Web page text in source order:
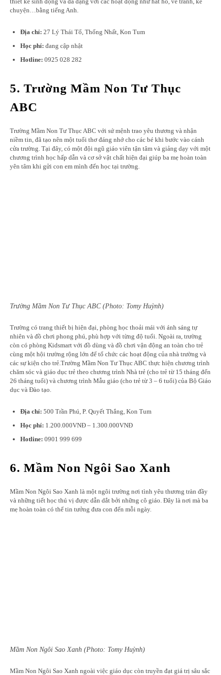
chuyện…bằng tiếng Anh.
Địa chỉ: 27 Lý Thái Tổ, Thống Nhất, Kon Tum
Học phí: đang cập nhật
Hotline: 0925 028 282
5. Trường Mầm Non Tư Thục
ABC
Trường Mầm Non Tư Thục ABC với sứ mệnh trao yêu thương và nhận
niềm tin, đã tạo nên một tuổi thơ đáng nhớ cho các bé khi bước vào cánh
cửa trường. Tại đây, có một đội ngũ giáo viên tận tâm và giảng dạy với một
chương trình học hấp dẫn và cơ sở vật chất hiện đại giúp ba mẹ hoàn toàn
yên tâm khi gửi con em mình đến học tại trường.
Trường Mầm Non Tư Thục ABC (Photo: Tomy Huỳnh)
Trường có trang thiết bị hiện đại, phòng học thoải mái với ánh sáng tự
nhiên và đồ chơi phong phú, phù hợp với từng độ tuổi. Ngoài ra, trường
còn có phòng Kidsmart với đồ dùng và đồ chơi vận động an toàn cho trẻ
cùng một hội trường rộng lớn để tổ chức các hoạt động của nhà trường và
các sự kiện cho trẻ.Trường Mầm Non Tư Thục ABC thực hiện chương trình
chăm sóc và giáo dục trẻ theo chương trình Nhà trẻ (cho trẻ từ 15 tháng đến
26 tháng tuổi) và chương trình Mẫu giáo (cho trẻ từ 3 – 6 tuổi) của Bộ Giáo
dục và Đào tạo.
Địa chỉ: 500 Trần Phú, P. Quyết Thắng, Kon Tum
Học phí: 1.200.000VNĐ – 1.300.000VNĐ
Hotline: 0901 999 699
6. Mầm Non Ngôi Sao Xanh
Mầm Non Ngôi Sao Xanh là một ngôi trường nơi tình yêu thương tràn đầy
và những tiết học thú vị được dẫn dắt bởi những cô giáo. Đây là nơi mà ba
mẹ hoàn toàn có thể tin tưởng đưa con đến mỗi ngày.
Mầm Non Ngôi Sao Xanh (Photo: Tomy Huỳnh)
Mầm Non Ngôi Sao Xanh ngoài việc giáo dục còn truyền đạt giá trị sâu sắc